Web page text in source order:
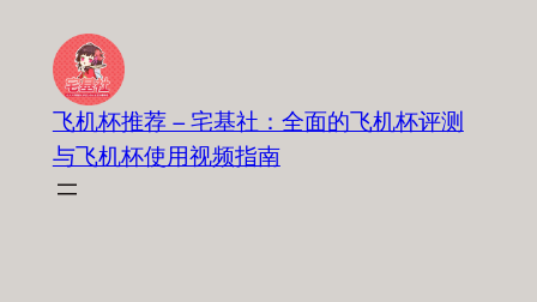
飞机杯推荐 – 宅基社：全面的飞机杯评测
与飞机杯使用视频指南